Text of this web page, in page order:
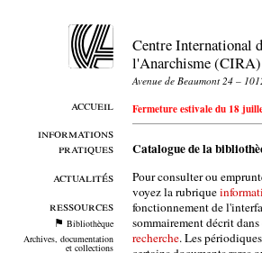
accueil
informations
pratiques
actualités
ressources
Bibliothèque
Archives, documentation
et collections
Centre International
l'Anarchisme (CIRA)
Avenue de Beaumont 24 –
Fermeture estivale du 18
Catalogue de la
Pour consulter ou
voyez la rubrique
fonctionnement de
sommairement décrit dans
recherche. Les